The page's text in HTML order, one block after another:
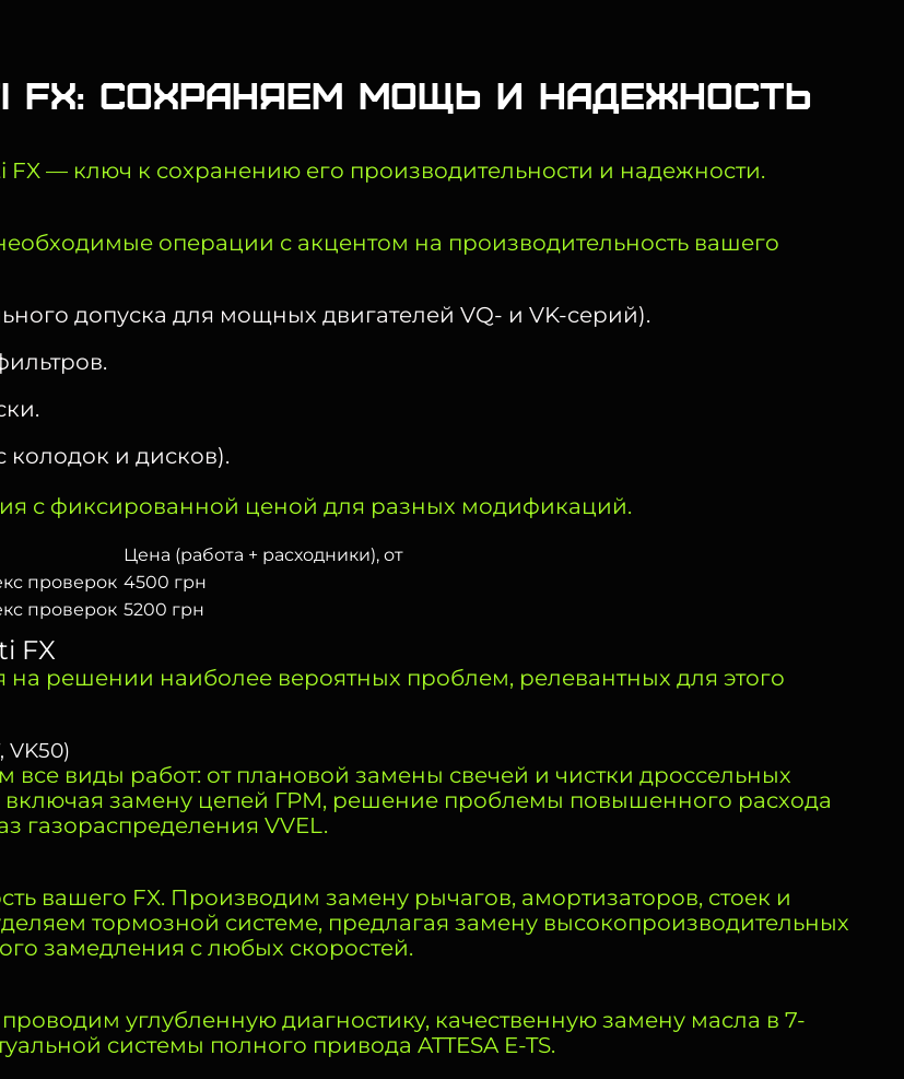
FX: сохраняем мощь и надежность
— ключ к сохранению его производительности и надежности.
операции с акцентом на производительность вашего
допуска для мощных двигателей VQ- и VK-серий).
и дисков).
с фиксированной ценой для разных модификаций.
Цена (работа + расходники), от
проверок 4500 грн
проверок 5200 грн
FX
решении наиболее вероятных проблем, релевантных для этого
VK50)
виды работ: от плановой замены свечей и чистки дроссельных
замену цепей ГРМ, решение проблемы повышенного расхода
газораспределения VVEL.
вашего FX. Производим замену рычагов, амортизаторов, стоек и
тормозной системе, предлагая замену высокопроизводительных
замедления с любых скоростей.
углубленную диагностику, качественную замену масла в 7-
системы полного привода ATTESA E-TS.